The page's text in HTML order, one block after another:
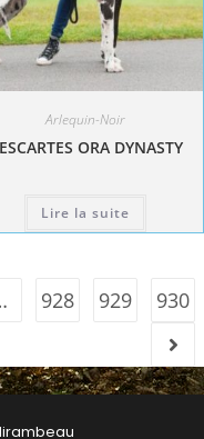
Arlequin-Noir
ORA DYNASTY
Lire la suite
928 929 930